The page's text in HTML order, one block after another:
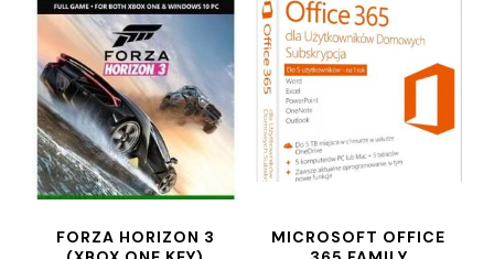
FORZA HORIZON 3
MICROSOFT OFFICE